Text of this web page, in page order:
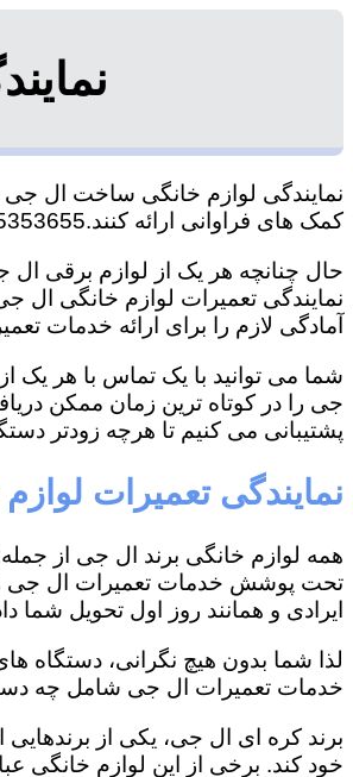
نمایندگی لوازم خانگی ساخت ال جی
کمک های فراوانی ارائه کنند.09125353655 آقای هاشمی
حال چنانچه هر یک از لوازم برقی
نمایندگی تعمیرات لوازم خانگی ال
آمادگی لازم را برای ارائه خدمات
شما می توانید با یک تماس با هر یک
جی را در کوتاه ترین زمان ممکن
پشتیبانی می کنیم تا هرچه زودتر
نمایندگی تعمیرات
همه لوازم خانگی برند ال جی از
تحت پوشش خدمات تعمیرات ال جی
ایرادی و همانند روز اول تحویل شما
لذا شما بدون هیچ نگرانی، دستگاه
خدمات تعمیرات ال جی شامل چه
برند کره ای ال جی، یکی از
خود کند. برخی از این لوازم خانگی